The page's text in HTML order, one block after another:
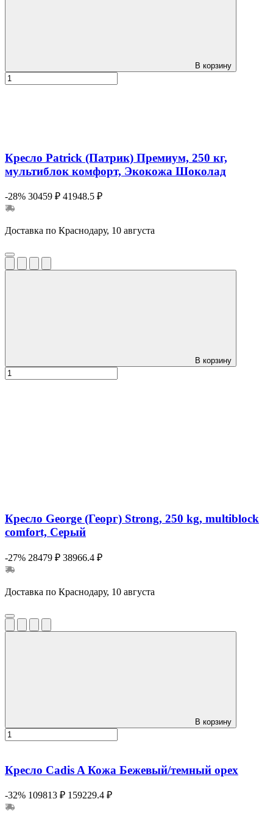
В корзину
Кресло Patrick (Патрик) Премиум, 250 кг,
мультиблок комфорт, Экокожа Шоколад
-28% 30459 ₽ 41948.5 ₽
Доставка по Краснодару, 10 августа
В корзину
Кресло George (Георг) Strong, 250 kg, multiblock
comfort, Серый
-27% 28479 ₽ 38966.4 ₽
Доставка по Краснодару, 10 августа
В корзину
Кресло Cadis A Кожа Бежевый/темный орех
-32% 109813 ₽ 159229.4 ₽